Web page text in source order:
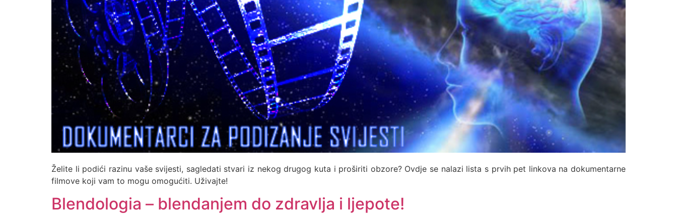
Želite li podići razinu vaše svijesti, sagledati stvari iz nekog drugog kuta i proširiti obzore? Ovdje se nalazi lista s prvih pet linkova na dokumentarne
filmove koji vam to mogu omogućiti. Uživajte!
Blendologia – blendanjem do zdravlja i ljepote!